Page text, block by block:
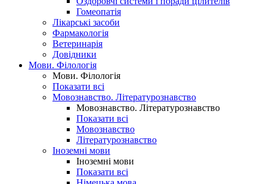
Гомеопатія
Лікарські засоби
Фармакологія
Ветеринарія
Довідники
Мови. Філологія
Мови. Філологія
Показати всі
Мовознавство. Літературознавство
Мовознавство. Літературознавство
Показати всі
Мовознавство
Літературознавство
Іноземні мови
Іноземні мови
Показати всі